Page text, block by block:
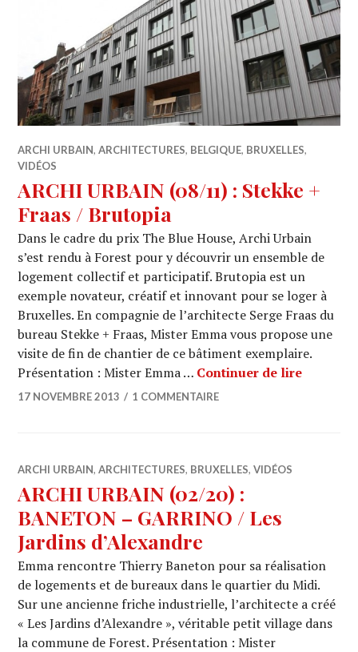
ARCHI URBAIN,ARCHITECTURES, BELGIQUE, BRUXELLES,
VIDÉOS
ARCHI URBAIN (08/11) : Stekke +
Fraas / Brutopia
Dans le cadre du prix The Blue House, Archi Urbain
s’est rendu à Forest pour y découvrir un ensemble de
logement collectif et participatif. Brutopia est un
exemple novateur, créatif et innovant pour se loger à
Bruxelles. En compagnie de l’architecte Serge Fraas du
bureau Stekke + Fraas, Mister Emma vous propose une
visite de fin de chantier de ce bâtiment exemplaire.
Présentation : Mister Emma … Continuer de lireARCHI
17 NOVEMBRE 2013 1 COMMENTAIRE
ARCHI URBAIN,ARCHITECTURES, BRUXELLES,VIDÉOS
ARCHI URBAIN (02/20) :
BANETON – GARRINO / Les
Jardins d’Alexandre
Emma rencontre Thierry Baneton pour sa réalisation
de logements et de bureaux dans le quartier du Midi.
Sur une ancienne friche industrielle, l’architecte a créé
« Les Jardins d’Alexandre », véritable petit village dans
la commune de Forest. Présentation : Mister